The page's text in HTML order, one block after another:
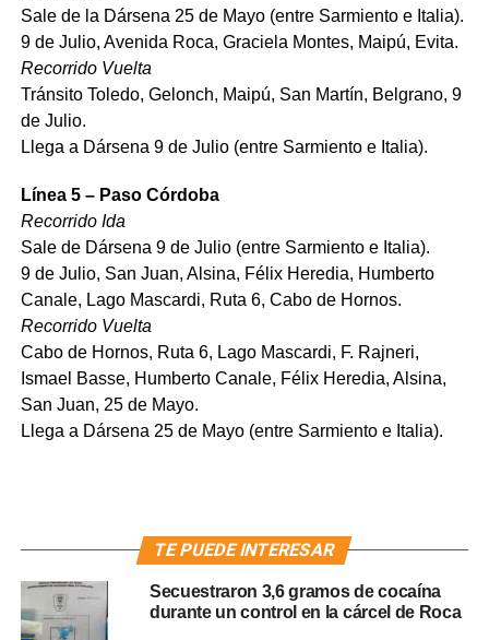
Sale de la Dársena 25 de Mayo (entre Sarmiento e Italia).
9 de Julio, Avenida Roca, Graciela Montes, Maipú, Evita.
Recorrido Vuelta
Tránsito Toledo, Gelonch, Maipú, San Martín, Belgrano, 9
de Julio.
Llega a Dársena 9 de Julio (entre Sarmiento e Italia).
Línea 5 – Paso Córdoba
Recorrido Ida
Sale de Dársena 9 de Julio (entre Sarmiento e Italia).
9 de Julio, San Juan, Alsina, Félix Heredia, Humberto
Canale, Lago Mascardi, Ruta 6, Cabo de Hornos.
Recorrido Vuelta
Cabo de Hornos, Ruta 6, Lago Mascardi, F. Rajneri,
Ismael Basse, Humberto Canale, Félix Heredia, Alsina,
San Juan, 25 de Mayo.
Llega a Dársena 25 de Mayo (entre Sarmiento e Italia).
TE PUEDE INTERESAR
Secuestraron 3,6 gramos de cocaína
durante un control en la cárcel de Roca